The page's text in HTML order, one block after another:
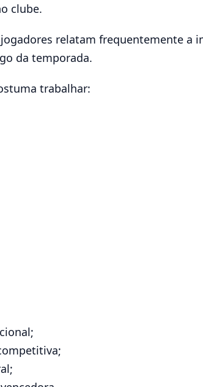
clube.
relatam frequentemente a
da temporada.
trabalhar: